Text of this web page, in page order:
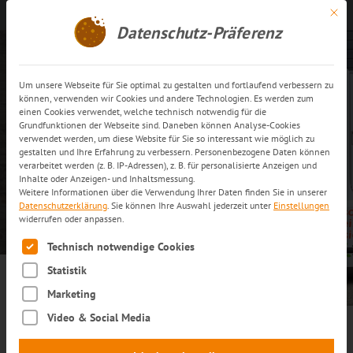
Kontakt aufnehmen
Environment
MEHR ERFAHREN
trans-o-flex im Wandel: Unsere
Mit
Datenschutz-Präferenz
Um unsere Webseite für Sie optimal zu gestalten und fortlaufend verbessern zu
können, verwenden wir Cookies und andere Technologien. Es werden zum
einen Cookies verwendet, welche technisch notwendig für die
Grundfunktionen der Webseite sind. Daneben können Analyse-Cookies
verwendet werden, um diese Website für Sie so interessant wie möglich zu
gestalten und Ihre Erfahrung zu verbessern. Personenbezogene Daten können
verarbeitet werden (z. B. IP-Adressen), z. B. für personalisierte Anzeigen und
Inhalte oder Anzeigen- und Inhaltsmessung.
Weitere Informationen über die Verwendung Ihrer Daten finden Sie in unserer
Datenschutzerklärung. Sie können Ihre Auswahl jederzeit unter Einstellungen
widerrufen oder anpassen.
Es folgt eine Liste der Service-Gruppen, für die eine
Technisch notwendige Cookies
Statistik
Marketing
Video & Social Media